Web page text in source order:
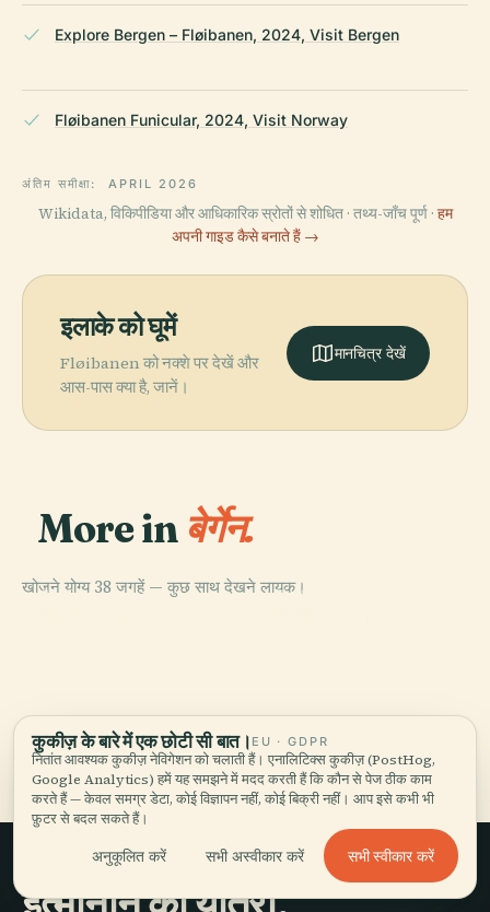
Explore Bergen – Fløibanen, 2024, Visit Bergen
Fløibanen Funicular, 2024, Visit Norway
अंतिम समीक्षा: APRIL 2026
Wikidata, विकिपीडिया और आधिकारिक स्रोतों से शोधित · तथ्य-जाँच पूर्ण · हम
अपनी गाइड कैसे बनाते हैं →
इलाके को घूमें
Fløibanen को नक्शे पर देखें और
आस-पास क्या है, जानें।
मानचित्र देखें
More in बेर्गेन.
खोजने योग्य 38 जगहें — कुछ साथ देखने लायक।
PLACE PLACE
बेर्गेन की सभी 38 जगहें
कुकीज़ के बारे में एक छोटी सी बात। EU · GDPR
नितांत आवश्यक कुकीज़ नेविगेशन को चलाती हैं। एनालिटिक्स कुकीज़ (PostHog,
Google Analytics) हमें यह समझने में मदद करती हैं कि कौन से पेज ठीक काम
करते हैं — केवल समग्र डेटा, कोई विज्ञापन नहीं, कोई बिक्री नहीं। आप इसे कभी भी
फ़ुटर से बदल सकते हैं।
अनुकूलित करें सभी अस्वीकार करें सभी स्वीकार करें